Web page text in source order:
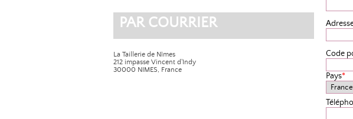
PAR COURRIER
La Taillerie de Nîmes
212 impasse Vincent d'Indy
30000 NIMES, France
Code
Pays*